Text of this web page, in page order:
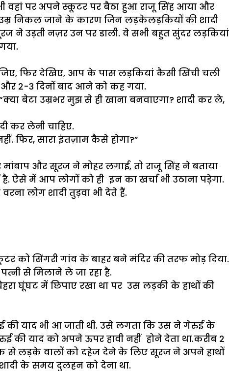
वहां पर अपने स्कूटर पर बैठा हुआ राजू सिंह आया और
निकल जाने के कारण जिन लड़केलड़कियों की शादी
ने उड़ती नज़र उन पर डाली. वे सभी बहुत सुंदर लड़कियां
फिर देखिए, आप के पास लड़कियां कैसी खिंची चली
2-3 दिनों बाद आने को कह गया.
बेटा उम्रभर मुझ से ही खाना बनवाएगा? शादी कर ले,
कर लेनी चाहिए.
फिर, सारा इंतज़ाम कैसे होगा?”
और सूरज ने मोहर लगाई, तो राजू सिंह ने बताया
में आप लोगों को ही इन का खर्चा भी उठाना पड़ेगा.
लोग शादी तुड़वा भी देते हैं.
सिंगरी गांव के बाहर बने मंदिर की तरफ मोड़ दिया.
से मिलाने ले जा रहा है.
घूंघट में छिपाए रखा था पर उस लड़की के हाथों की
याद भी आ जाती थी. उसे लगता कि उस ने गेरुई के
की याद को अपने ऊपर हावी नहीं होने देता था.करीब 2
से लड़के वालों को दहेज देने के लिए सूरज ने अपने हाथों
के समय दुलहन को देना था.